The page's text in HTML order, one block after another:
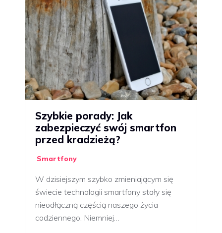
Szybkie porady: Jak
zabezpieczyć swój smartfon
przed kradzieżą?
Smartfony
W dzisiejszym szybko zmieniającym się
świecie technologii smartfony stały się
nieodłączną częścią naszego życia
codziennego. Niemniej…